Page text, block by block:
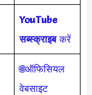
YouTube
सब्स्क्राइबकरें
🌐ऑफिसियल
वेबसाइट